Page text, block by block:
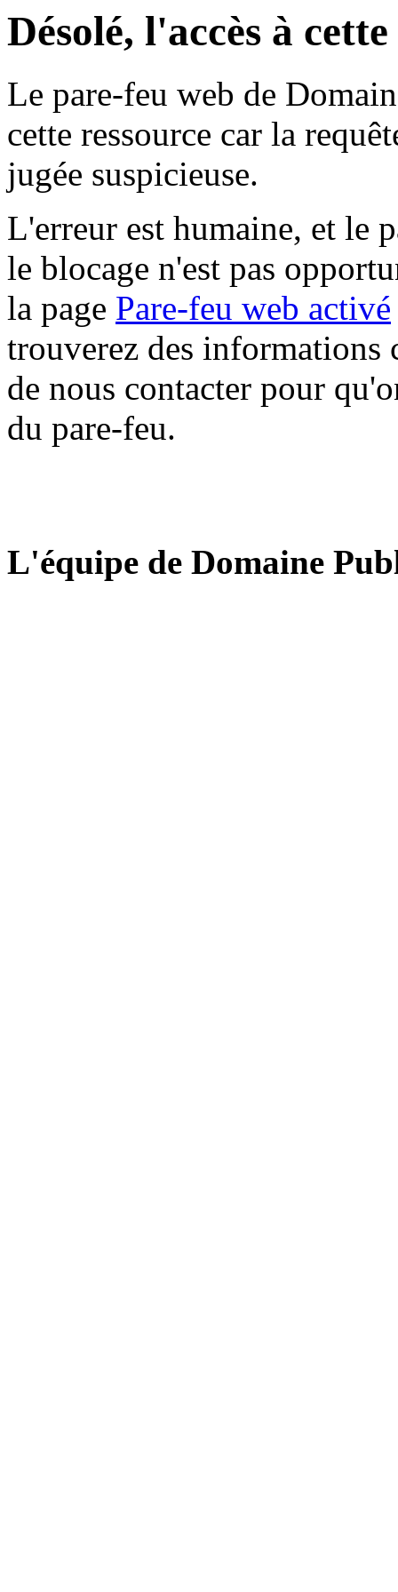
Désolé, l'accès à
Le pare-feu web de
cette ressource car la
jugée suspicieuse.
L'erreur est humaine, et le
le blocage n'est pas
la page Pare-feu web activé
trouverez des informations
de nous contacter pour
du pare-feu.
L'équipe de Domaine